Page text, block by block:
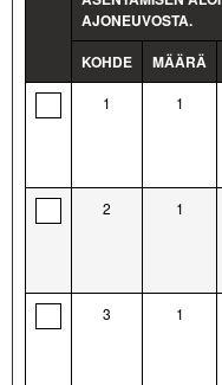
AJONEUVOSTA.
KOHDE
MÄÄRÄ
1 1
2 1
3 1